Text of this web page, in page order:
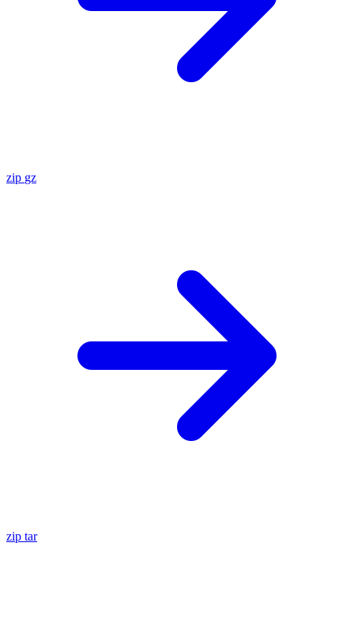
zip gz
zip tar